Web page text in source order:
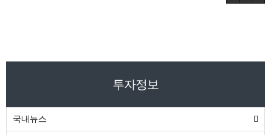
투자정보
국내뉴스